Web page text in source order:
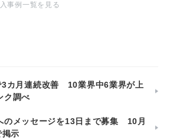
事例一覧を見る
カ月連続改善 10業界中6業界が上
ク調べ
のメッセージを13日まで募集 10月
示